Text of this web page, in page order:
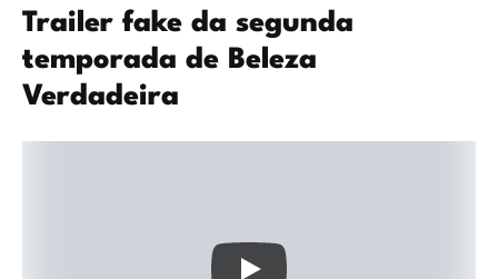
Trailer fake da segunda
temporada de Beleza
Verdadeira